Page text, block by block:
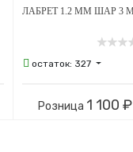
остаток: 327
Розница 1 100 ₽